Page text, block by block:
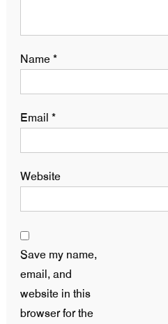
Name*
Email *
Website
Save my name,
email, and
website in this
browser for the